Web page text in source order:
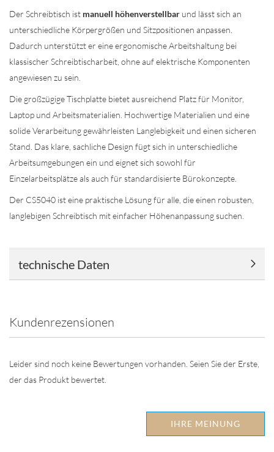
Der Schreibtisch ist manuell höhenverstellbar und lässt sich an
unterschiedliche Körpergrößen und Sitzpositionen anpassen.
Dadurch unterstützt er eine ergonomische Arbeitshaltung bei
klassischer Schreibtischarbeit, ohne auf elektrische Komponenten
angewiesen zu sein.
Die großzügige Tischplatte bietet ausreichend Platz für Monitor,
Laptop und Arbeitsmaterialien. Hochwertige Materialien und eine
solide Verarbeitung gewährleisten Langlebigkeit und einen sicheren
Stand. Das klare, sachliche Design fügt sich in unterschiedliche
Arbeitsumgebungen ein und eignet sich sowohl für
Einzelarbeitsplätze als auch für standardisierte Bürokonzepte.
Der CS5040 ist eine praktische Lösung für alle, die einen robusten,
langlebigen Schreibtisch mit einfacher Höhenanpassung suchen.
technische Daten
Kundenrezensionen
Leider sind noch keine Bewertungen vorhanden. Seien Sie der Erste,
der das Produkt bewertet.
IHRE MEINUNG